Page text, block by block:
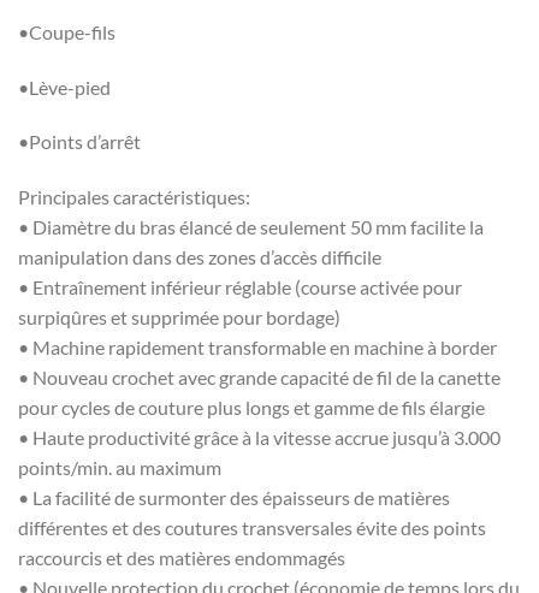
•Coupe-fils
•Lève-pied
•Points d’arrêt
Principales caractéristiques:
• Diamètre du bras élancé de seulement 50 mm facilite la
manipulation dans des zones d’accès difficile
• Entraînement inférieur réglable (course activée pour
surpiqûres et supprimée pour bordage)
• Machine rapidement transformable en machine à border
• Nouveau crochet avec grande capacité de fil de la canette
pour cycles de couture plus longs et gamme de fils élargie
• Haute productivité grâce à la vitesse accrue jusqu’à 3.000
points/min. au maximum
• La facilité de surmonter des épaisseurs de matières
différentes et des coutures transversales évite des points
raccourcis et des matières endommagés
• Nouvelle protection du crochet (économie de temps lors du